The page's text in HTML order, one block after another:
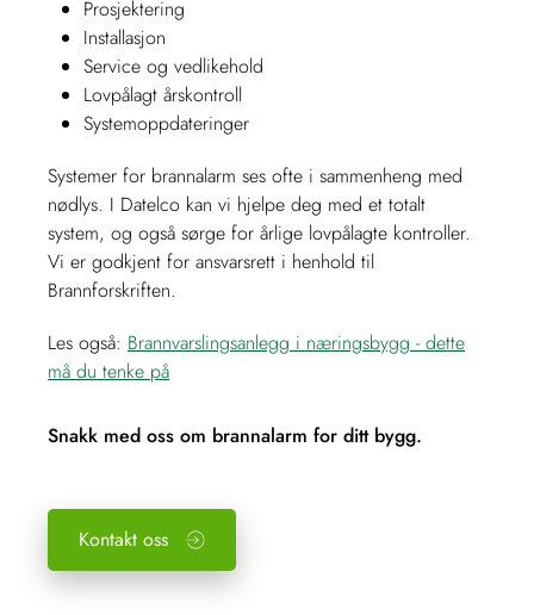
Prosjektering
Installasjon
Service og vedlikehold
Lovpålagt årskontroll
Systemoppdateringer
Systemer for brannalarm ses ofte i sammenheng med
nødlys. I Datelco kan vi hjelpe deg med et totalt
system, og også sørge for årlige lovpålagte kontroller.
Vi er godkjent for ansvarsrett i henhold til
Brannforskriften.
Les også: Brannvarslingsanlegg i næringsbygg - dette
må du tenke på
Snakk med oss om brannalarm for ditt bygg.
Kontakt oss